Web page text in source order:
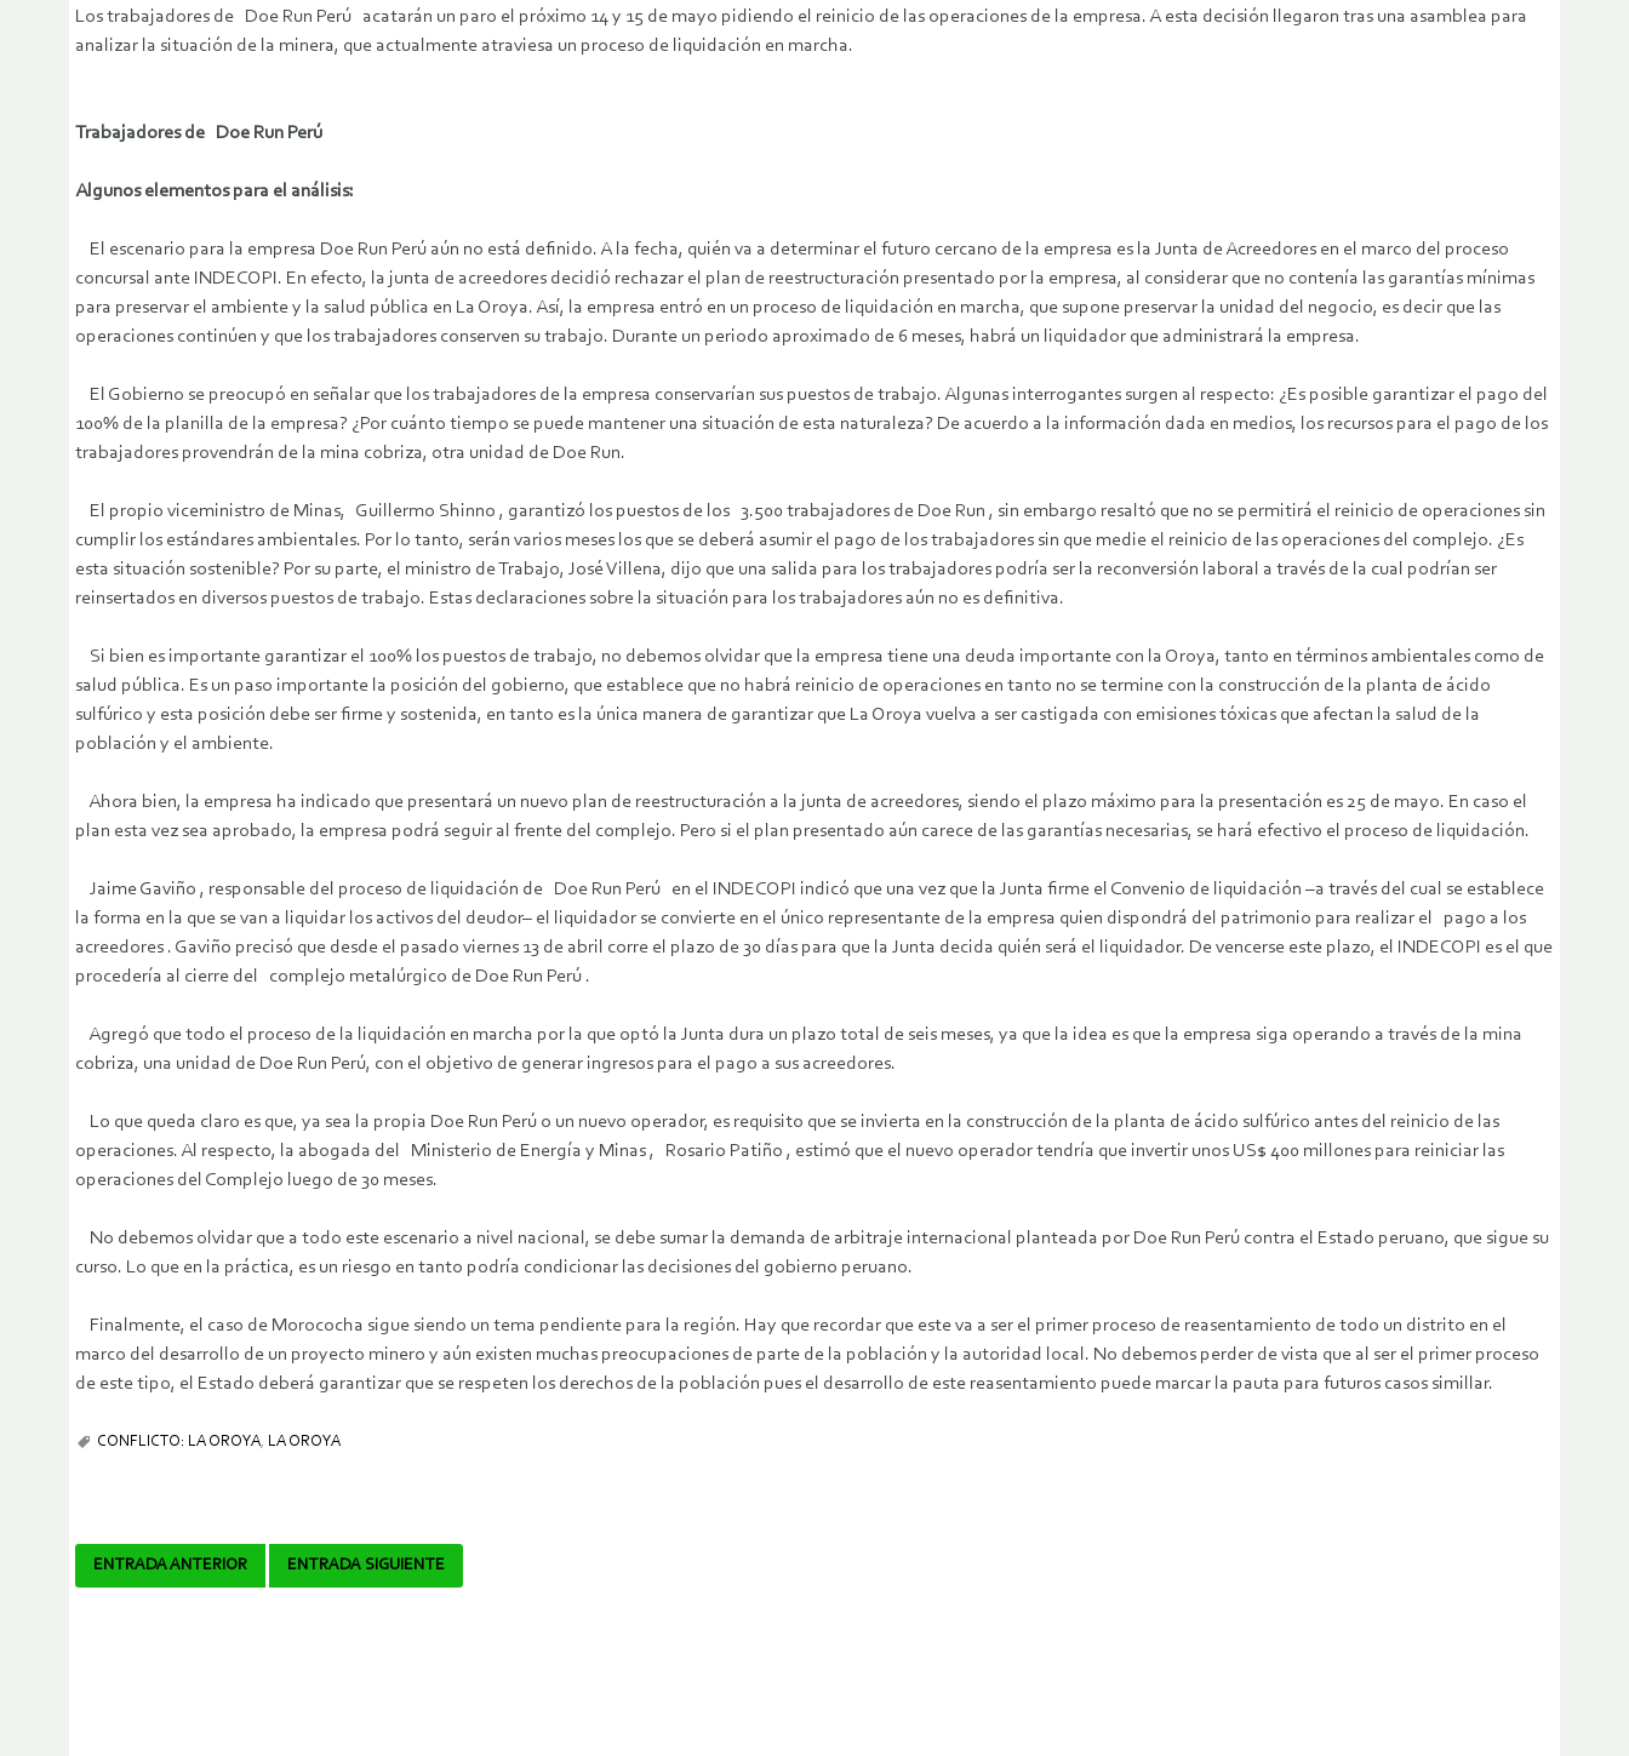
Los trabajadores de Doe Run Perú acatarán un paro el próximo 14 y 15 de mayo pidiendo el reinicio de las operaciones de la empresa. A esta decisión llegaron tras una asamblea para
analizar la situación de la minera, que actualmente atraviesa un proceso de liquidación en marcha.
Trabajadores de Doe Run Perú
Algunos elementos para el análisis:
El escenario para la empresa Doe Run Perú aún no está definido. A la fecha, quién va a determinar el futuro cercano de la empresa es la Junta de Acreedores en el marco del proceso
concursal ante INDECOPI. En efecto, la junta de acreedores decidió rechazar el plan de reestructuración presentado por la empresa, al considerar que no contenía las garantías mínimas
para preservar el ambiente y la salud pública en La Oroya. Así, la empresa entró en un proceso de liquidación en marcha, que supone preservar la unidad del negocio, es decir que las
operaciones continúen y que los trabajadores conserven su trabajo. Durante un periodo aproximado de 6 meses, habrá un liquidador que administrará la empresa.
El Gobierno se preocupó en señalar que los trabajadores de la empresa conservarían sus puestos de trabajo. Algunas interrogantes surgen al respecto: ¿Es posible garantizar el pago del
100% de la planilla de la empresa? ¿Por cuánto tiempo se puede mantener una situación de esta naturaleza? De acuerdo a la información dada en medios, los recursos para el pago de los
trabajadores provendrán de la mina cobriza, otra unidad de Doe Run.
El propio viceministro de Minas, Guillermo Shinno , garantizó los puestos de los 3.500 trabajadores de Doe Run , sin embargo resaltó que no se permitirá el reinicio de operaciones sin
cumplir los estándares ambientales. Por lo tanto, serán varios meses los que se deberá asumir el pago de los trabajadores sin que medie el reinicio de las operaciones del complejo. ¿Es
esta situación sostenible? Por su parte, el ministro de Trabajo, José Villena, dijo que una salida para los trabajadores podría ser la reconversión laboral a través de la cual podrían ser
reinsertados en diversos puestos de trabajo. Estas declaraciones sobre la situación para los trabajadores aún no es definitiva.
Si bien es importante garantizar el 100% los puestos de trabajo, no debemos olvidar que la empresa tiene una deuda importante con la Oroya, tanto en términos ambientales como de
salud pública. Es un paso importante la posición del gobierno, que establece que no habrá reinicio de operaciones en tanto no se termine con la construcción de la planta de ácido
sulfúrico y esta posición debe ser firme y sostenida, en tanto es la única manera de garantizar que La Oroya vuelva a ser castigada con emisiones tóxicas que afectan la salud de la
población y el ambiente.
Ahora bien, la empresa ha indicado que presentará un nuevo plan de reestructuración a la junta de acreedores, siendo el plazo máximo para la presentación es 25 de mayo. En caso el
plan esta vez sea aprobado, la empresa podrá seguir al frente del complejo. Pero si el plan presentado aún carece de las garantías necesarias, se hará efectivo el proceso de liquidación.
Jaime Gaviño , responsable del proceso de liquidación de Doe Run Perú en el INDECOPI indicó que una vez que la Junta firme el Convenio de liquidación –a través del cual se establece
la forma en la que se van a liquidar los activos del deudor– el liquidador se convierte en el único representante de la empresa quien dispondrá del patrimonio para realizar el pago a los
acreedores . Gaviño precisó que desde el pasado viernes 13 de abril corre el plazo de 30 días para que la Junta decida quién será el liquidador. De vencerse este plazo, el INDECOPI es el que
procedería al cierre del complejo metalúrgico de Doe Run Perú .
Agregó que todo el proceso de la liquidación en marcha por la que optó la Junta dura un plazo total de seis meses, ya que la idea es que la empresa siga operando a través de la mina
cobriza, una unidad de Doe Run Perú, con el objetivo de generar ingresos para el pago a sus acreedores.
Lo que queda claro es que, ya sea la propia Doe Run Perú o un nuevo operador, es requisito que se invierta en la construcción de la planta de ácido sulfúrico antes del reinicio de las
operaciones. Al respecto, la abogada del Ministerio de Energía y Minas , Rosario Patiño , estimó que el nuevo operador tendría que invertir unos US$ 400 millones para reiniciar las
operaciones del Complejo luego de 30 meses.
No debemos olvidar que a todo este escenario a nivel nacional, se debe sumar la demanda de arbitraje internacional planteada por Doe Run Perú contra el Estado peruano, que sigue su
curso. Lo que en la práctica, es un riesgo en tanto podría condicionar las decisiones del gobierno peruano.
Finalmente, el caso de Morococha sigue siendo un tema pendiente para la región. Hay que recordar que este va a ser el primer proceso de reasentamiento de todo un distrito en el
marco del desarrollo de un proyecto minero y aún existen muchas preocupaciones de parte de la población y la autoridad local. No debemos perder de vista que al ser el primer proceso
de este tipo, el Estado deberá garantizar que se respeten los derechos de la población pues el desarrollo de este reasentamiento puede marcar la pauta para futuros casos simillar.
CONFLICTO: LA OROYA, LA OROYA
Navegador
ENTRADA ANTERIOR ENTRADA SIGUIENTE